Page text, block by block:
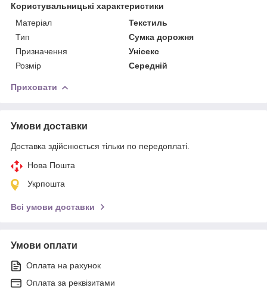
Користувальницькі характеристики
Матеріал
Текстиль
Тип
Сумка дорожня
Призначення
Унісекс
Розмір
Середній
Приховати
Умови доставки
Доставка здійснюється тільки по передоплаті.
Нова Пошта
Укрпошта
Всі умови доставки
Умови оплати
Оплата на рахунок
Оплата за реквізитами